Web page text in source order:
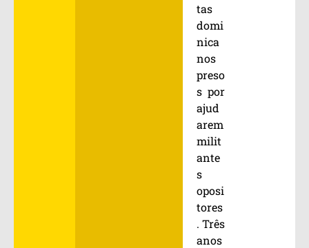
tas
domi
nica
nos
preso
s por
ajud
arem
milit
ante
s
oposi
tores
. Três
anos